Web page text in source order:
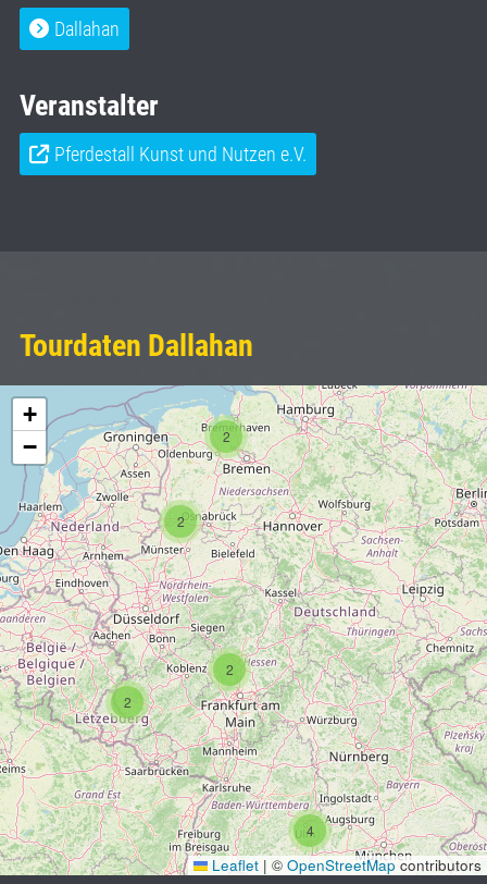
Dallahan
Veranstalter
Pferdestall Kunst und Nutzen e.V.
Tourdaten Dallahan
2
2
2
2
4
+
−
Leaflet | © OpenStreetMapcontributors